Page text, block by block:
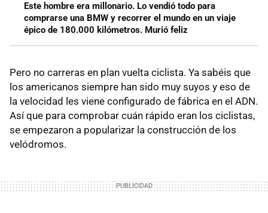
Este hombre era millonario. Lo vendió todo para
comprarse una BMW y recorrer el mundo en un viaje
épico de 180.000 kilómetros. Murió feliz
Pero no carreras en plan vuelta ciclista. Ya sabéis que
los americanos siempre han sido muy suyos y eso de
la velocidad les viene configurado de fábrica en el ADN.
Así que para comprobar cuán rápido eran los ciclistas,
se empezaron a popularizar la construcción de los
velódromos.